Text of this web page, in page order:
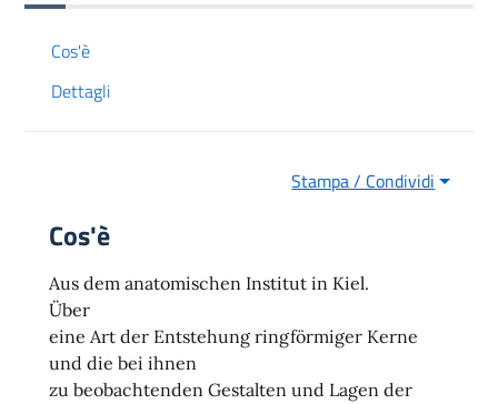
Cos'è
Dettagli
Stampa / Condividi
Cos'è
Aus dem anatomischen Institut in Kiel.
Über
eine Art der Entstehung ringförmiger Kerne
und die bei ihnen
zu beobachtenden Gestalten und Lagen der